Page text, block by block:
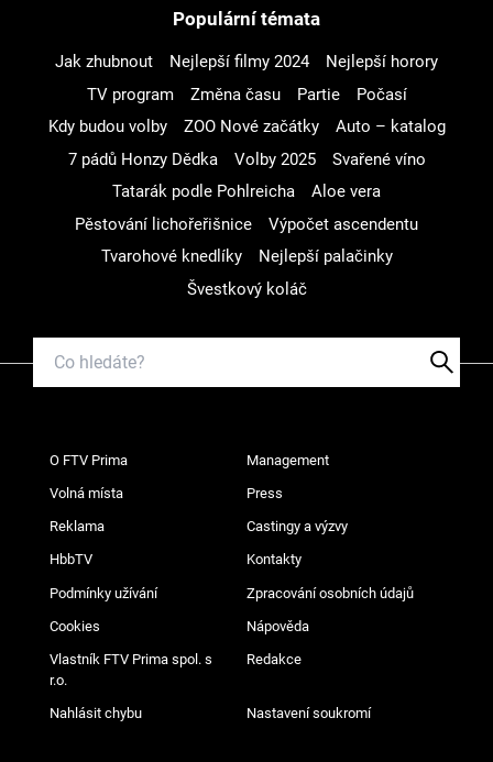
Populární témata
Jak zhubnout Nejlepší filmy 2024
Nejlepší horory
TV program
Změna času Partie
Počasí
Kdy budou volby
ZOO Nové začátky
Auto – katalog
7 pádů Honzy Dědka
Volby 2025
Svařené víno
Tatarák podle Pohlreicha
Aloe vera
Pěstování lichořeřišnice
Výpočet ascendentu
Tvarohové knedlíky
Nejlepší palačinky
Švestkový koláč
O FTV Prima Management
Volná místa Press
Reklama Castingy a výzvy
HbbTV Kontakty
Podmínky užívání Zpracování osobních údajů
Cookies Nápověda
Vlastník FTV Prima spol. s
r.o.
Redakce
Nahlásit chybu Nastavení soukromí